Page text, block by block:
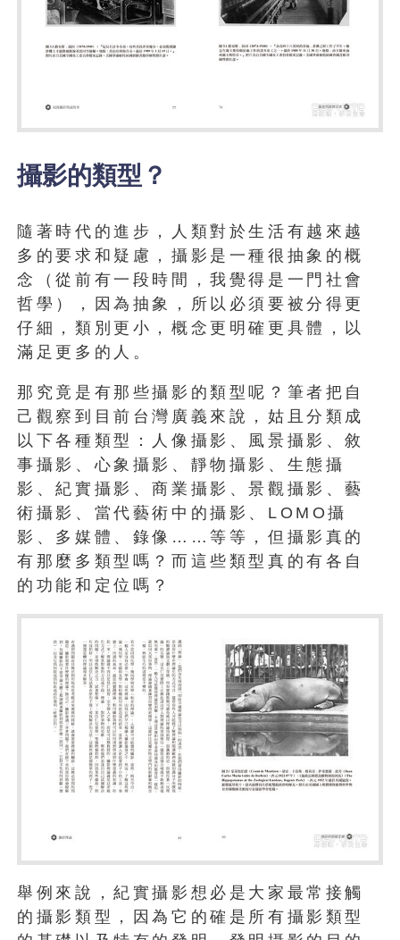
攝影的類型？
隨著時代的進步，人類對於生活有越來越
多的要求和疑慮，攝影是一種很抽象的概
念（從前有一段時間，我覺得是一門社會
哲學），因為抽象，所以必須要被分得更
仔細，類別更小，概念更明確更具體，以
滿足更多的人。
那究竟是有那些攝影的類型呢？筆者把自
己觀察到目前台灣廣義來說，姑且分類成
以下各種類型：人像攝影、風景攝影、敘
事攝影、心象攝影、靜物攝影、生態攝
影、紀實攝影、商業攝影、景觀攝影、藝
術攝影、當代藝術中的攝影、LOMO攝
影、多媒體、錄像……等等，但攝影真的
有那麼多類型嗎？而這些類型真的有各自
的功能和定位嗎？
舉例來說，紀實攝影想必是大家最常接觸
的攝影類型，因為它的確是所有攝影類型